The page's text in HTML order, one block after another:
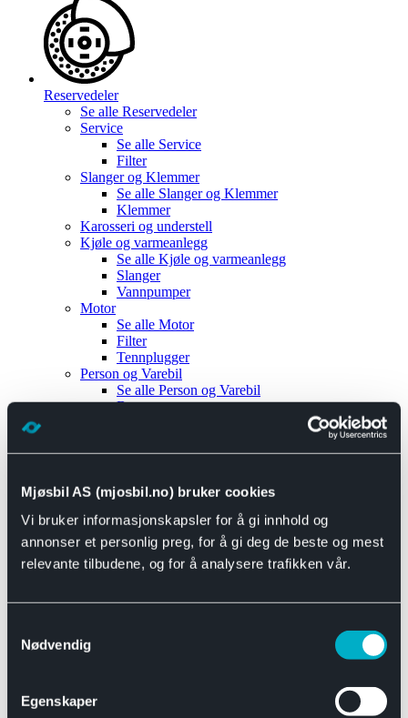
Mjøsbil AS (mjosbil.no) bruker cookies
Vi bruker informasjonskapsler for å gi innhold og
annonser et personlig preg, for å gi deg de beste og mest
relevante tilbudene, og for å analysere trafikken vår.
Nødvendig
Egenskaper
Reservedeler
Se alle Reservedeler
Service
Se alle Service
Filter
Slanger og Klemmer
Se alle Slanger og Klemmer
Klemmer
Karosseri og understell
Kjøle og varmeanlegg
Se alle Kjøle og varmeanlegg
Slanger
Vannpumper
Motor
Se alle Motor
Filter
Tennplugger
Person og Varebil
Se alle Person og Varebil
Brems
Motor og drivverk
Se alle Universal
Bremsedeler
Se alle Bremsedeler
Bremsenippler
Drivline og motor
Se alle Drivline og motor
Eksosanlegg